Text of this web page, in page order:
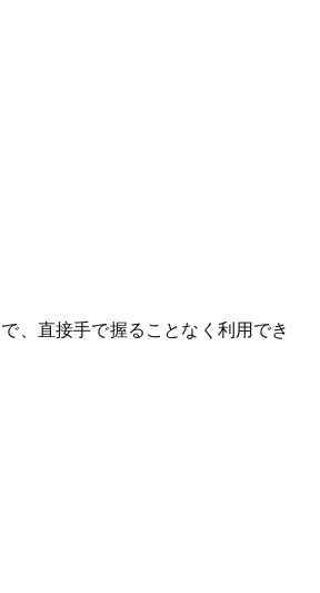
、直接手で握ることなく利用でき